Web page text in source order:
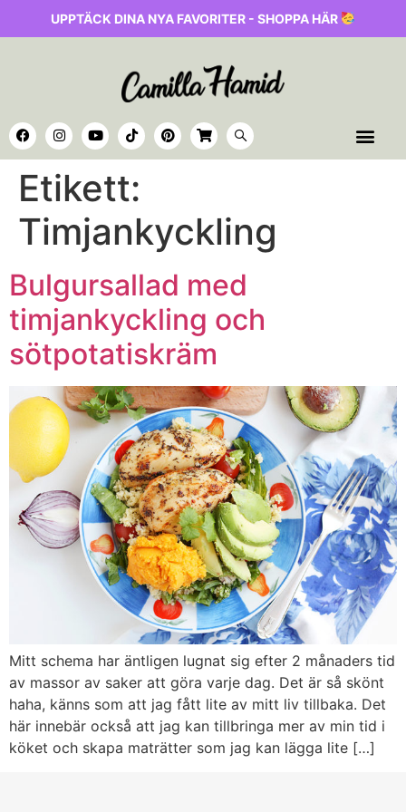
UPPTÄCK DINA NYA FAVORITER - SHOPPA HÄR
Etikett:
Timjankyckling
Bulgursallad med
timjankyckling och
sötpotatiskräm
Mitt schema har äntligen lugnat sig efter 2 månaders tid
av massor av saker att göra varje dag. Det är så skönt
haha, känns som att jag fått lite av mitt liv tillbaka. Det
här innebär också att jag kan tillbringa mer av min tid i
köket och skapa maträtter som jag kan lägga lite […]